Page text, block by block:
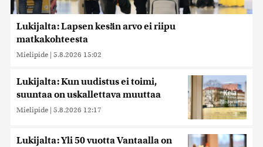
Lukijalta: Lapsen kesän arvo ei riipu
matkakohteesta
Mielipide | 5.8.2026 15:02
Lukijalta: Kun uudistus ei toimi,
suuntaa on uskallettava muuttaa
Mielipide | 5.8.2026 12:17
Lukijalta: Yli 50 vuotta Vantaalla on